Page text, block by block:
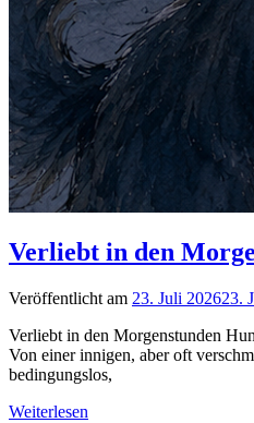
Verliebt in den
Veröffentlicht am 23. Juli 202623.
Verliebt in den Morgenstunden
Von einer innigen, aber oft
bedingungslos,
Weiterlesen